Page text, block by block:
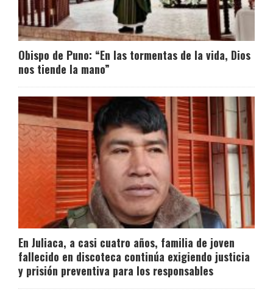
Obispo de Puno: “En las tormentas de la vida, Dios
nos tiende la mano”
En Juliaca, a casi cuatro años, familia de joven
fallecido en discoteca continúa exigiendo justicia
y prisión preventiva para los responsables